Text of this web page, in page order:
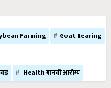
Farming
Goat Rearing
Health मानवी आरोग्य